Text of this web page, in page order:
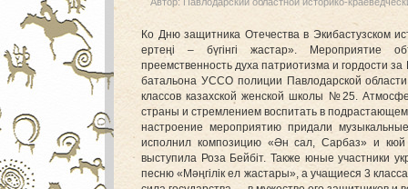
Ко Дню защитника Отечества в Экибастузском
ертеңі – бүгінгі жастар». Мероприятие
преемственность духа патриотизма и гордости
батальона УССО полиции Павлодарской
классов казахской женской школы №25.
страны и стремлением воспитать в
настроение мероприятию придали
исполнил композицию «Ән сал, Сарбаз» и
выступила Роза Бейбіт. Также юные участники
песню «Мәңгілік ел жастары», а учащиеся 3